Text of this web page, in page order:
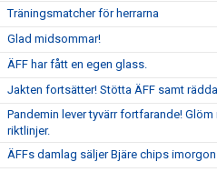
Träningsmatcher för herrarna
Glad midsommar!
ÄFF har fått en egen glass.
Jakten fortsätter! Stötta ÄFF samt
Pandemin lever tyvärr fortfarande!
riktlinjer.
ÄFFs damlag säljer Bjäre chips